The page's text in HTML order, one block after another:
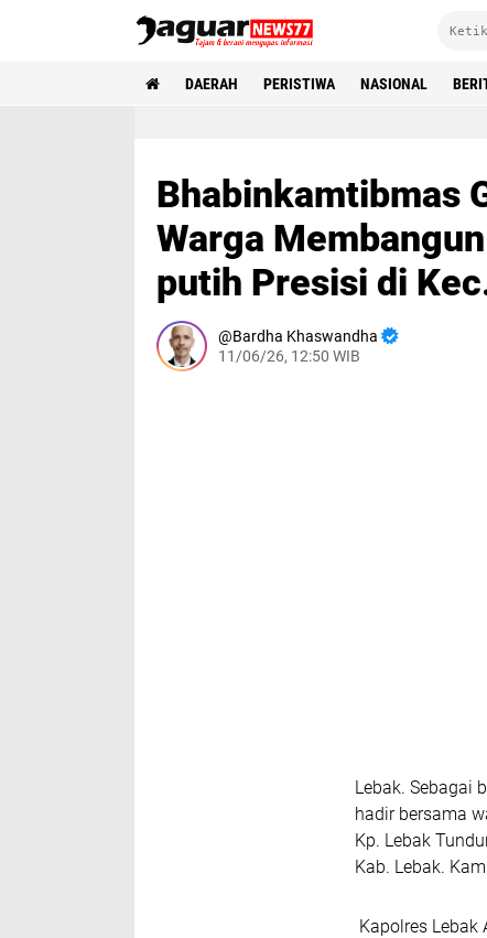
DAERAH PERISTIWA NASIONAL
Bhabinkamtibmas
Warga
putih Presisi di
Bardha Khaswandha
11/06/26, 12:50 WIB
Lebak. Sebagai
hadir bersama
Kp. Lebak
Kab. Lebak.
Kapolres Lebak